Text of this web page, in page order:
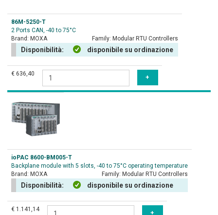
86M-5250-T
2 Ports CAN, -40 to 75°C
Brand: MOXA Family: Modular RTU Controllers
Disponibilità: disponibile su ordinazione
€ 636,40
ioPAC 8600-BM005-T
Backplane module with 5 slots, -40 to 75°C operating temperature
Brand: MOXA Family: Modular RTU Controllers
Disponibilità: disponibile su ordinazione
€ 1.141,14